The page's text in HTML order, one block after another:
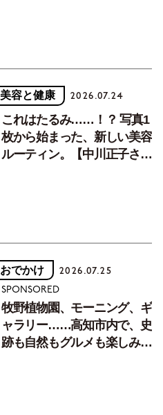
美容と健康 2026.07.24
これはたるみ……！？ 写真1
枚から始まった、新しい美容
ルーティン。【中川正子さん
おでかけ 2026.07.25
SPONSORED
牧野植物園、モーニング、ギ
ャラリー……高知市内で、史
跡も自然もグルメも楽しみ尽